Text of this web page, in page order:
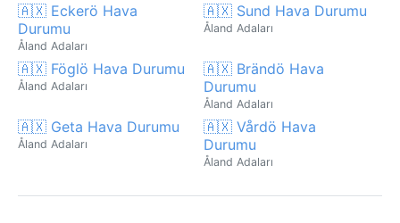
🇦🇽 Eckerö Hava
Durumu
Åland Adaları
🇦🇽 Sund Hava Durumu
Åland Adaları
🇦🇽 Föglö Hava Durumu
Åland Adaları
🇦🇽 Brändö Hava
Durumu
Åland Adaları
🇦🇽 Geta Hava Durumu
Åland Adaları
🇦🇽 Vårdö Hava
Durumu
Åland Adaları